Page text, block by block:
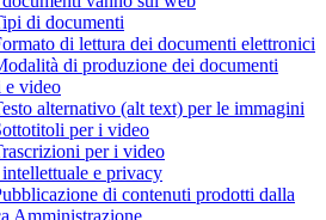
di documenti
di lettura dei documenti elettronici
di produzione dei documenti
e video
alternativo (alt text) per le immagini
per i video
per i video
e privacy
di contenuti prodotti dalla
Amministrazione